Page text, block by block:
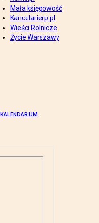
Mała księgowość
Kancelarierp.pl
Wieści Rolnicze
Życie Warszawy
KALENDARIUM